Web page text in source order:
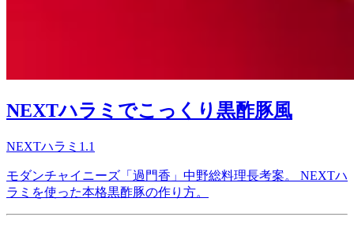
NEXTハラミでこっくり黒酢豚風
NEXTハラミ1.1
モダンチャイニーズ「過門香」中野総料理長考案。 NEXTハ
ラミを使った本格黒酢豚の作り方。